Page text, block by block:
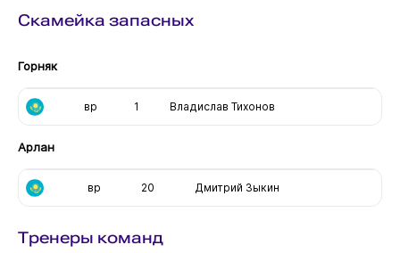
Скамейка запасных
Горняк
вр 1 Владислав Тихонов
Арлан
вр 20 Дмитрий Зыкин
Тренеры команд